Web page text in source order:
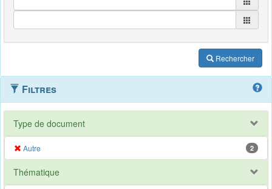
Rechercher
Filtres
Type de document
Autre 2
Thématique